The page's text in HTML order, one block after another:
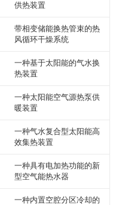
供热装置
带相变储能换热管束的热
风循环干燥系统
一种基于太阳能的气水换
热装置
一种太阳能空气源热泵供
暖装置
一种气水复合型太阳能高
效集热装置
一种具有电加热功能的新
型空气能热水器
一种内置空腔分区冷却的